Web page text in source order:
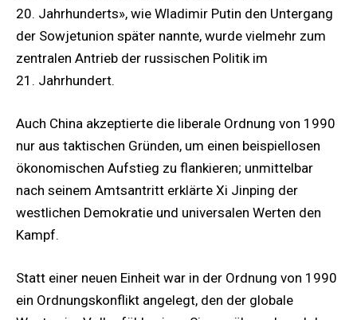
20. Jahrhunderts», wie Wladimir Putin den Untergang
der Sowjetunion später nannte, wurde vielmehr zum
zentralen Antrieb der russischen Politik im
21. Jahrhundert.
Auch China akzeptierte die liberale Ordnung von 1990
nur aus taktischen Gründen, um einen beispiellosen
ökonomischen Aufstieg zu flankieren; unmittelbar
nach seinem Amtsantritt erklärte Xi Jinping der
westlichen Demokratie und universalen Werten den
Kampf.
Statt einer neuen Einheit war in der Ordnung von 1990
ein Ordnungskonflikt angelegt, den der globale